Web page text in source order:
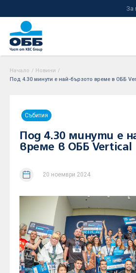
За
Начало / Новини /
Под 4.30 минути е най-бързото време в ОББ
Събития
Под 4.30 минути е
време в ОББ Vertical
20 ноември 2024